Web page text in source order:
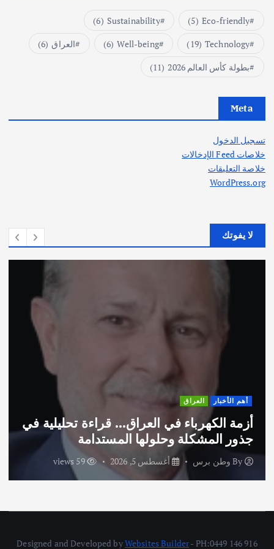
Eco-friendly
(5)
Sustainability
(6)
Technology
(19)
Well-being
(6) العراق (6)
بطولة كأس العالم 2026
(11)
Meta
تسجيل الدخول
خلاصات Feed الإدخالات
خلاصة التعليقات
WordPress.org
لا يفوتك
العراق
الكهرباء في العراق… قراءة تحليلية في
المشكلة وحلولها المستدامة
وطن برس أغسطس 5, 2026 59 views
Designed and Developed byWebsites Builder- PH:0449 146 916